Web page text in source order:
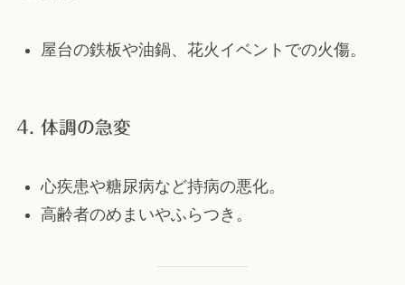
屋台の鉄板や油鍋、花火イベントでの火傷。
4. 体調の急変
心疾患や糖尿病など持病の悪化。
高齢者のめまいやふらつき。